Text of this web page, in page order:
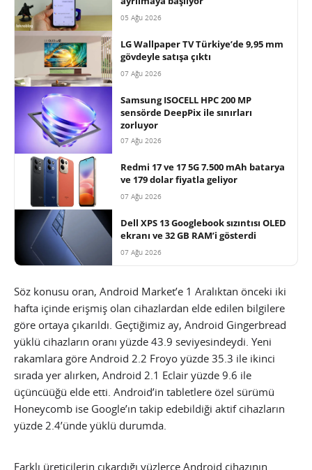
05 Ağu 2026
LG Wallpaper TV Türkiye’de 9,95 mm
gövdeyle satışa çıktı
07 Ağu 2026
Samsung ISOCELL HPC 200 MP
sensörde DeepPix ile sınırları
zorluyor
07 Ağu 2026
Redmi 17 ve 17 5G 7.500 mAh batarya
ve 179 dolar fiyatla geliyor
07 Ağu 2026
Dell XPS 13 Googlebook sızıntısı OLED
ekranı ve 32 GB RAM’i gösterdi
07 Ağu 2026
Söz konusu oran, Android Market’e 1 Aralıktan önceki iki
hafta içinde erişmiş olan cihazlardan elde edilen bilgilere
göre ortaya çıkarıldı. Geçtiğimiz ay, Android Gingerbread
yüklü cihazların oranı yüzde 43.9 seviyesindeydi. Yeni
rakamlara göre Android 2.2 Froyo yüzde 35.3 ile ikinci
sırada yer alırken, Android 2.1 Eclair yüzde 9.6 ile
üçüncüüğü elde etti. Android’in tabletlere özel sürümü
Honeycomb ise Google’ın takip edebildiği aktif cihazların
yüzde 2.4’ünde yüklü durumda.
Farklı üreticilerin çıkardığı yüzlerce Android cihazının